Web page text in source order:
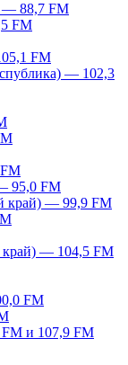
— 88,7 FM
FM
FM
— 102,3
95,0 FM
край) — 99,9 FM
край) — 104,5 FM
FM
и 107,9 FM